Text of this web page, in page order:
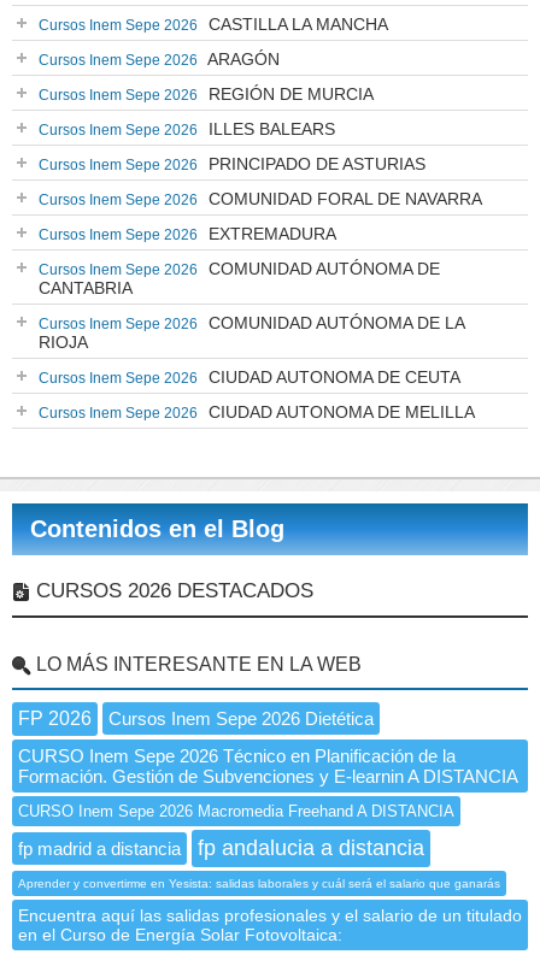
Cursos Inem Sepe 2026 CASTILLA LA MANCHA
Cursos Inem Sepe 2026 ARAGÓN
Cursos Inem Sepe 2026 REGIÓN DE MURCIA
Cursos Inem Sepe 2026 ILLES BALEARS
Cursos Inem Sepe 2026 PRINCIPADO DE ASTURIAS
Cursos Inem Sepe 2026 COMUNIDAD FORAL DE NAVARRA
Cursos Inem Sepe 2026 EXTREMADURA
Cursos Inem Sepe 2026
COMUNIDAD AUTÓNOMA DE
CANTABRIA
Cursos Inem Sepe 2026
COMUNIDAD AUTÓNOMA DE LA
RIOJA
Cursos Inem Sepe 2026 CIUDAD AUTONOMA DE CEUTA
Cursos Inem Sepe 2026 CIUDAD AUTONOMA DE MELILLA
Contenidos en el Blog
CURSOS 2026 DESTACADOS
LO MÁS INTERESANTE EN LA WEB
FP 2026
Cursos Inem Sepe 2026 Dietética
CURSO Inem Sepe 2026 Técnico en Planificación de la
Formación. Gestión de Subvenciones y E-learnin A DISTANCIA
CURSO Inem Sepe 2026 Macromedia Freehand A DISTANCIA
fp madrid a distancia fp andalucia a distancia
Aprender y convertirme en Yesista: salidas laborales y cuál será el salario que ganarás
Encuentra aquí las salidas profesionales y el salario de un titulado
en el Curso de Energía Solar Fotovoltaica: